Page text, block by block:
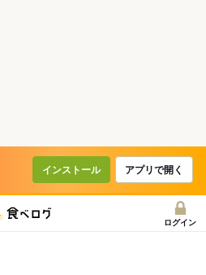
インストール アプリで開く
ログイン